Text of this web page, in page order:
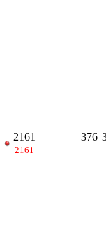
2161
2161
— — 376